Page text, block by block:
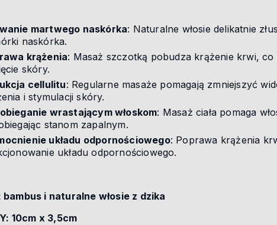
martwego naskórka: Naturalne włosie delikatnie
naskórka.
krążenia: Masaż szczotką pobudza krążenie krwi,
skóry.
cellulitu: Regularne masaże pomagają zmniejszyć
i stymulacji skóry.
wrastającym włoskom: Masaż ciała pomaga
stanom zapalnym.
układu odpornościowego: Poprawa krążenia
układu odpornościowego.
bambus i naturalne włosie z dzika
10cm x 3,5cm